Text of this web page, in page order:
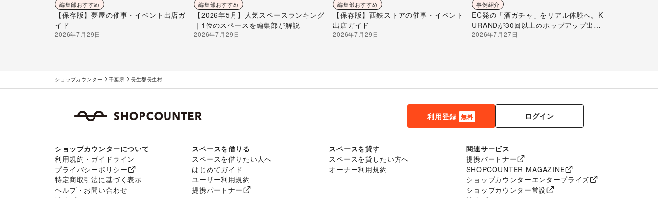
編集部おすすめ
【保存版】夢屋の催事・イベント出店ガ
イド
2026年7月29日
編集部おすすめ
【2026年5月】人気スペースランキング
｜1位のスペースを編集部が解説
2026年7月29日
編集部おすすめ
【保存版】西鉄ストアの催事・イベント
出店ガイド
2026年7月29日
事例紹介
EC発の「酒ガチャ」をリアル体験へ。K
URANDが30回以上のポップアップ出店
で届ける“新しいお酒との出会い”
2026年7月27日
ショップカウンター 千葉県 長生郡長生村
利用登録 無料 ログイン
ショップカウンターについて
利用規約・ガイドライン
プライバシーポリシー
特定商取引法に基づく表示
ヘルプ・お問い合わせ
スペースを借りる
スペースを借りたい人へ
はじめてガイド
ユーザー利用規約
提携パートナー
スペースを貸す
スペースを貸したい方へ
オーナー利用規約
関連サービス
提携パートナー
SHOPCOUNTER MAGAZINE
ショップカウンターエンタープライズ
ショップカウンター常設